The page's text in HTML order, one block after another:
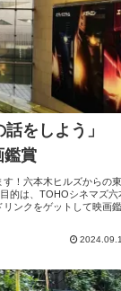
をしよう」
鑑賞
！六本木ヒルズからの東
的は、TOHOシネマズ六
ンクをゲットして映画鑑